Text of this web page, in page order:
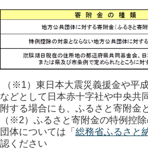
（※1）東日本大震災義援金や平
などとして日本赤十字社や中央共
附する場合にも、ふるさと寄附金
（※2）ふるさと寄附金の特例控
団体については「 総務省ふるさと
認ください